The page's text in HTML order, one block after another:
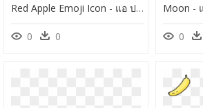
Red Apple Emoji Icon - แอ ป เปิ้ ล การ์ตูน Png, Transparent Png
0 0 0